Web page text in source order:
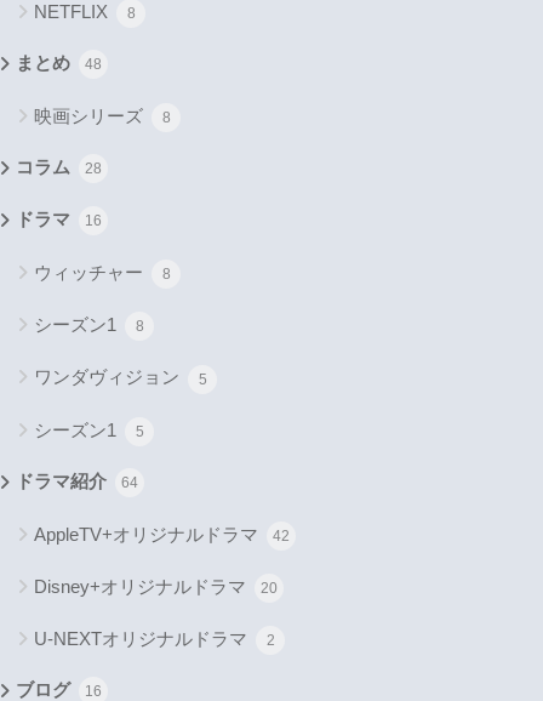
NETFLIX 8
まとめ 48
映画シリーズ 8
コラム 28
ドラマ 16
ウィッチャー 8
シーズン1 8
ワンダヴィジョン 5
シーズン1 5
ドラマ紹介 64
AppleTV+オリジナルドラマ 42
Disney+オリジナルドラマ 20
U-NEXTオリジナルドラマ 2
ブログ 16